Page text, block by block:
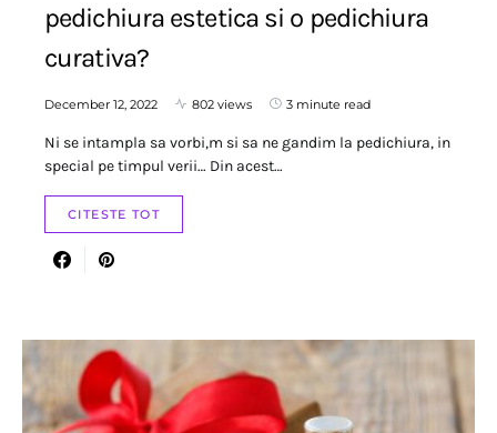
pedichiura estetica si o pedichiura
curativa?
December 12, 2022 802 views 3 minute read
Ni se intampla sa vorbi,m si sa ne gandim la pedichiura, in
special pe timpul verii… Din acest…
CITESTE TOT